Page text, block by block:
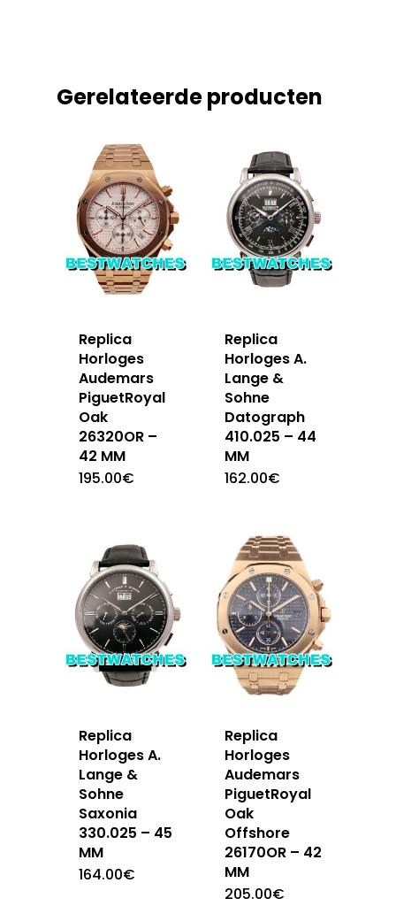
Gerelateerde producten
Replica
Horloges
Audemars
PiguetRoyal
Oak
26320OR –
42 MM
195.00€
Replica
Horloges A.
Lange &
Sohne
Datograph
410.025 – 44
MM
162.00€
Replica
Horloges A.
Lange &
Sohne
Saxonia
330.025 – 45
MM
164.00€
Replica
Horloges
Audemars
PiguetRoyal
Oak
Offshore
26170OR – 42
MM
205.00€